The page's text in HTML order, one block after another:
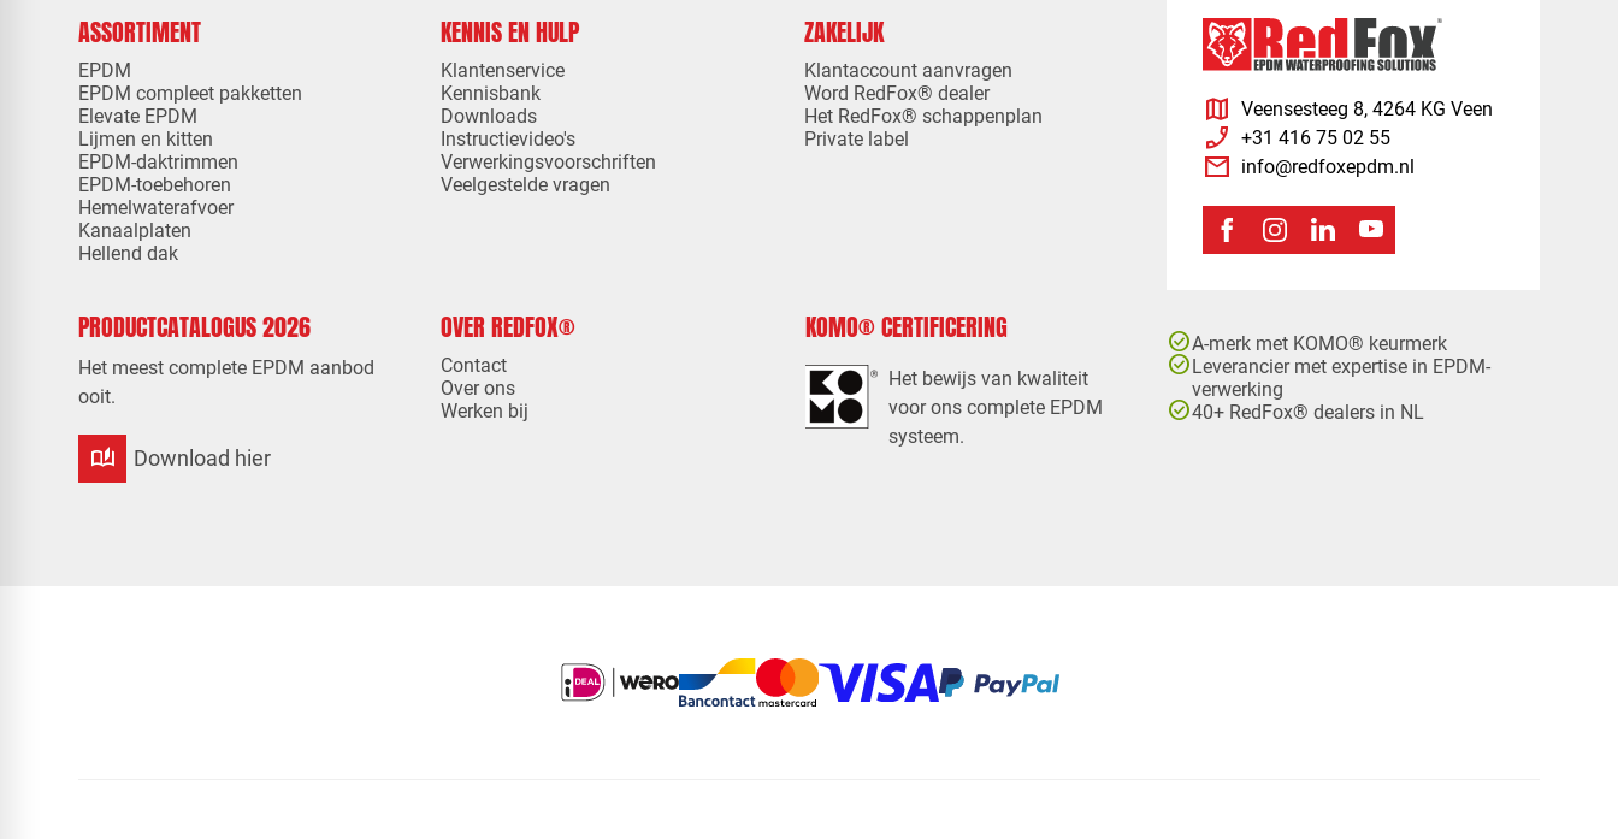
ASSORTIMENT
EPDM
EPDM compleet pakketten
Elevate EPDM
Lijmen en kitten
EPDM-daktrimmen
EPDM-toebehoren
Hemelwaterafvoer
Kanaalplaten
Hellend dak
KENNIS EN HULP
Klantenservice
Kennisbank
Downloads
Instructievideo's
Verwerkingsvoorschriften
Veelgestelde vragen
ZAKELIJK
Klantaccount aanvragen
Word RedFox® dealer
Het RedFox® schappenplan
Private label
PRODUCTCATALOGUS 2026
Het meest complete EPDM aanbod
ooit.
auto_stories Download hier
OVER REDFOX®
Contact
Over ons
Werken bij
KOMO® CERTIFICERING
Het bewijs van kwaliteit
voor ons complete EPDM
systeem.
map Veensesteeg 8, 4264 KG Veen
phone_enabled +31 416 75 02 55
mail info@redfoxepdm.nl
check_circleA-merk met KOMO® keurmerk
check_circleLeverancier met expertise in EPDM-
verwerking
check_circle40+ RedFox® dealers in NL